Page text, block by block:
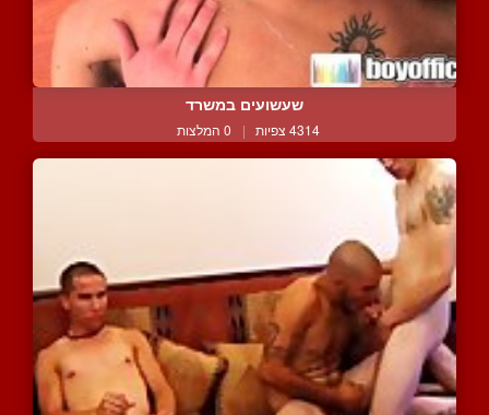
שעשועים במשרד
4314 צפיות | 0 המלצות